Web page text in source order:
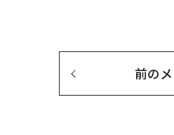
前の